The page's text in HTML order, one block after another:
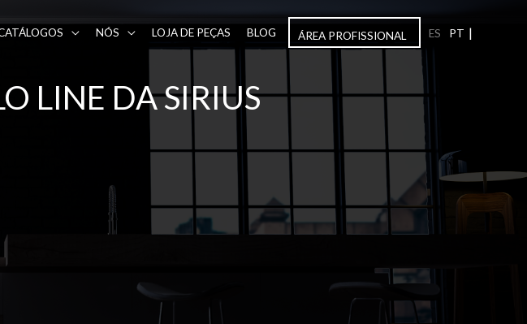
NÓS LOJA DE PEÇAS BLOG ÁREA PROFISSIONAL ES PT |
LINE DA SIRIUS